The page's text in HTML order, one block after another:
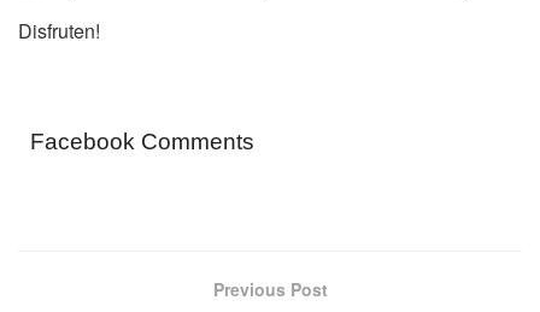
Disfruten!
Facebook Comments
Previous Post